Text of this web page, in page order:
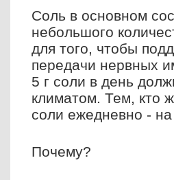
Соль в основном
небольшого
для того, чтобы
передачи нервных
5 г соли в день
климатом. Тем, кто
соли ежедневно -
Почему?